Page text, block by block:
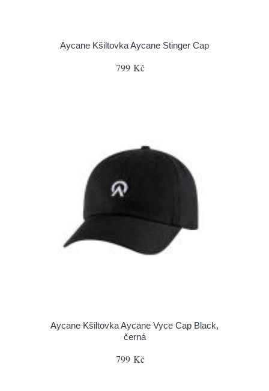
Aycane Kšiltovka Aycane Stinger Cap
799 Kč
Aycane Kšiltovka Aycane Vyce Cap Black,
černá
799 Kč